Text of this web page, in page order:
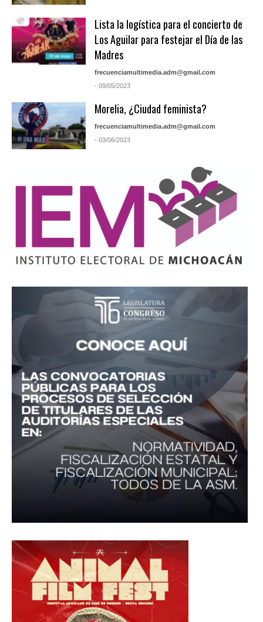
Lista la logística para el concierto de
Los Aguilar para festejar el Día de las
Madres
frecuenciamultimedia.adm@gmail.com
- 09/05/2023
Morelia, ¿Ciudad feminista?
frecuenciamultimedia.adm@gmail.com
- 03/06/2023